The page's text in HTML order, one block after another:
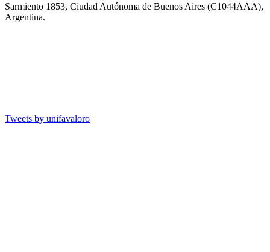
Sarmiento 1853, Ciudad Autónoma de Buenos Aires (C1044AAA),
Argentina.